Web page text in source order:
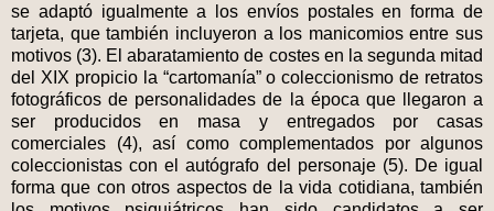
se adaptó igualmente a los envíos postales en forma de
tarjeta, que también incluyeron a los manicomios entre sus
motivos (3). El abaratamiento de costes en la segunda mitad
del XIX propicio la “cartomanía” o coleccionismo de retratos
fotográficos de personalidades de la época que llegaron a
ser producidos en masa y entregados por casas
comerciales (4), así como complementados por algunos
coleccionistas con el autógrafo del personaje (5). De igual
forma que con otros aspectos de la vida cotidiana, también